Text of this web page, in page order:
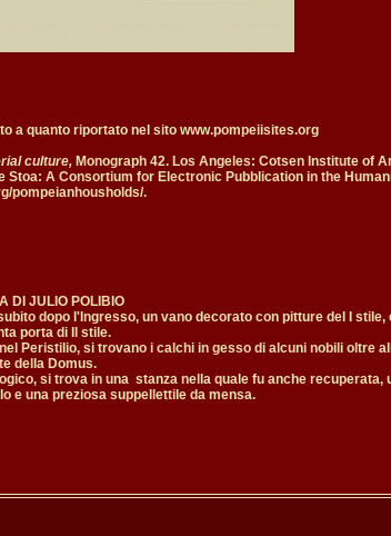
a quanto riportato nel sito www.pompeiisites.org
culture, Monograph 42. Los Angeles: Cotsen Institute of
Stoa: A Consortium for Electronic Pubblication in the
pompeianhousholds/.
DI JULIO POLIBIO
dopo l'Ingresso, un vano decorato con pitture del I stile,
porta di II stile.
Peristilio, si trovano i calchi in gesso di alcuni nobili oltre
della Domus.
si trova in una  stanza nella quale fu anche recuperata,
e una preziosa suppellettile da mensa.